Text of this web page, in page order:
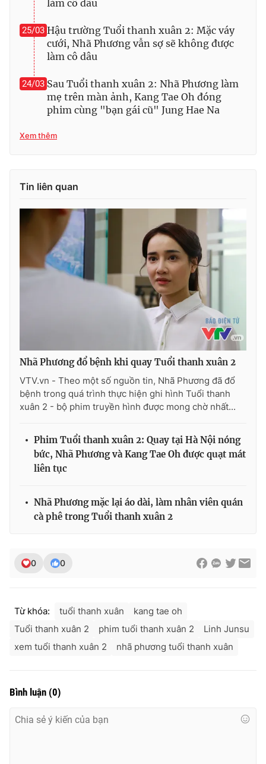
làm cô dâu
25/03 Hậu trường Tuổi thanh xuân 2: Mặc váy
cưới, Nhã Phương vẫn sợ sẽ không được
làm cô dâu
24/03 Sau Tuổi thanh xuân 2: Nhã Phương làm
mẹ trên màn ảnh, Kang Tae Oh đóng
phim cùng "bạn gái cũ" Jung Hae Na
Xem thêm
Tin liên quan
Nhã Phương đổ bệnh khi quay Tuổi thanh xuân 2
VTV.vn - Theo một số nguồn tin, Nhã Phương đã đổ
bệnh trong quá trình thực hiện ghi hình Tuổi thanh
xuân 2 - bộ phim truyền hình được mong chờ nhất...
Phim Tuổi thanh xuân 2: Quay tại Hà Nội nóng
bức, Nhã Phương và Kang Tae Oh được quạt mát
liên tục
Nhã Phương mặc lại áo dài, làm nhân viên quán
cà phê trong Tuổi thanh xuân 2
0 0
Từ khóa: tuổi thanh xuân
kang tae oh
Tuổi thanh xuân 2
phim tuổi thanh xuân 2
Linh Junsu
xem tuổi thanh xuân 2
nhã phương tuổi thanh xuân
Bình luận (0)